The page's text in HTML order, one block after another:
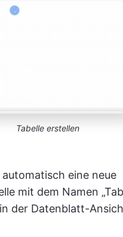
Tabelle erstellen
eine neue
mit dem Namen
der Datenblatt-